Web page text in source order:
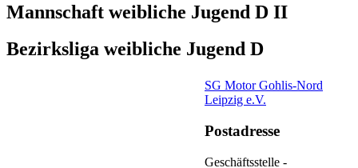
Mannschaft weibliche Jugend D II
Bezirksliga weibliche Jugend D
SG Motor Gohlis-Nord
Leipzig e.V.
Postadresse
Geschäftsstelle -